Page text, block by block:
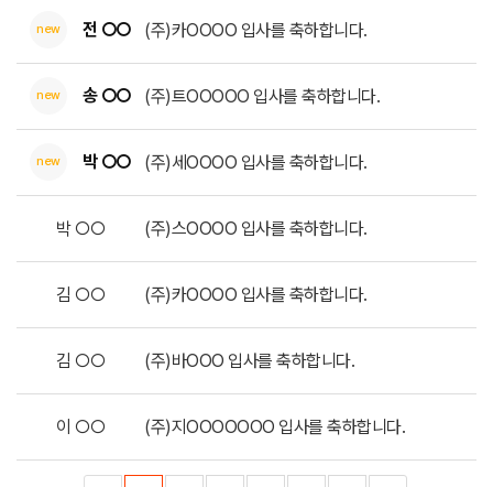
new 전 ○○ (주)카OOOO 입사를 축하합니다.
new 송 ○○ (주)트OOOOO 입사를 축하합니다.
new 박 ○○ (주)세OOOO 입사를 축하합니다.
박 ○○ (주)스OOOO 입사를 축하합니다.
김 ○○ (주)카OOOO 입사를 축하합니다.
김 ○○ (주)바OOO 입사를 축하합니다.
이 ○○ (주)지OOOOOOO 입사를 축하합니다.